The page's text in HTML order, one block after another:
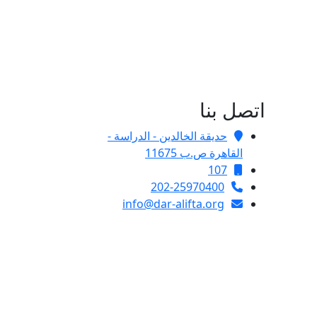
اتصل بنا
حديقة الخالدين - الدراسة -
القاهرة ص.ب 11675
107
202-25970400
info@dar-alifta.org